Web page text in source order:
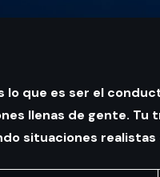
lo que es ser el
llenas de gente. Tu
situaciones realistas